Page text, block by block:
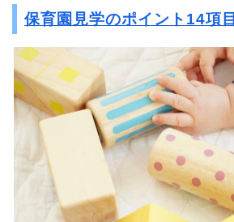
保育園見学のポイント14項目